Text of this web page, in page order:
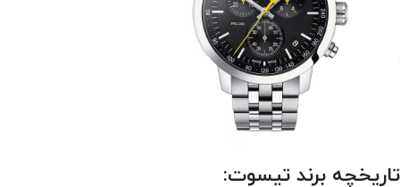
تاریخچه برند تیسوت: